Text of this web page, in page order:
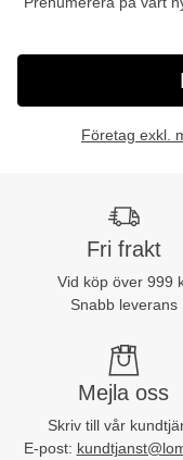
Företag exkl.
Fri frakt
Vid köp över 999
Snabb leverans
Mejla oss
Skriv till vår
E-post: